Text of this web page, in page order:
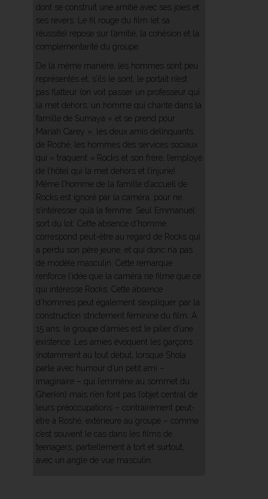
dont se construit une amitié avec ses joies et
ses revers. Le fil rouge du film (et sa
réussite) repose sur l’amitié, la cohésion et la
complémentarité du groupe.
De la même manière, les hommes sont peu
représentés et, s’ils le sont, le portait n’est
pas flatteur (on voit passer un professeur qui
la met dehors, un homme qui chante dans la
famille de Sumaya « et se prend pour
Mariah Carey », les deux amis délinquants
de Roshé, les hommes des services sociaux
qui « traquent » Rocks et son frère, l’employé
de l’hôtel qui la met dehors et l’injurie).
Même l’homme de la famille d’accueil de
Rocks est ignoré par la caméra, pour ne
s’intéresser qu’à la femme. Seul Emmanuel
sort du lot. Cette absence d’homme
correspond peut-être au regard de Rocks qui
a perdu son père jeune, et qui donc n’a pas
de modèle masculin. Cette remarque
renforce l’idée que la caméra ne filme que ce
qui intéresse Rocks. Cette absence
d’hommes peut également s’expliquer par la
construction strictement féminine du film. À
15 ans, le groupe d’amies est le pilier d’une
existence. Les amies évoquent les garçons
(notamment au tout début, lorsque Shola
parle avec humour d’un petit ami –
imaginaire – qui l’emmène au sommet du
Gherkin) mais n’en font pas l’objet central de
leurs préoccupations – contrairement peut-
être à Roshé, extérieure au groupe – comme
c’est souvent le cas dans les films de
teenagers, partiellement à tort et surtout,
avec un angle de vue masculin.